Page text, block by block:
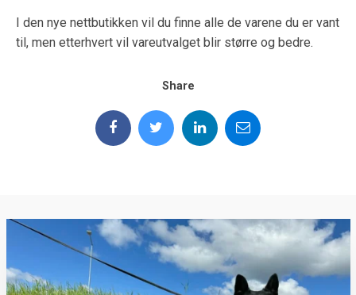
I den nye nettbutikken vil du finne alle de varene du er vant
til, men etterhvert vil vareutvalget blir større og bedre.
Share